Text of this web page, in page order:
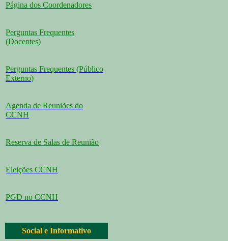
Página dos Coordenadores
Perguntas Frequentes
(Docentes)
Perguntas Frequentes (Público
Externo)
Agenda de Reuniões do
CCNH
Reserva de Salas de Reunião
Eleições CCNH
PGD no CCNH
Social e Informativo